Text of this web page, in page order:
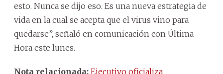
esto. Nunca se dijo eso. Es una nueva estrategia de
vida en la cual se acepta que el virus vino para
quedarse”, señaló en comunicación con Última
Hora este lunes.
Nota relacionada: Ejecutivo oficializa